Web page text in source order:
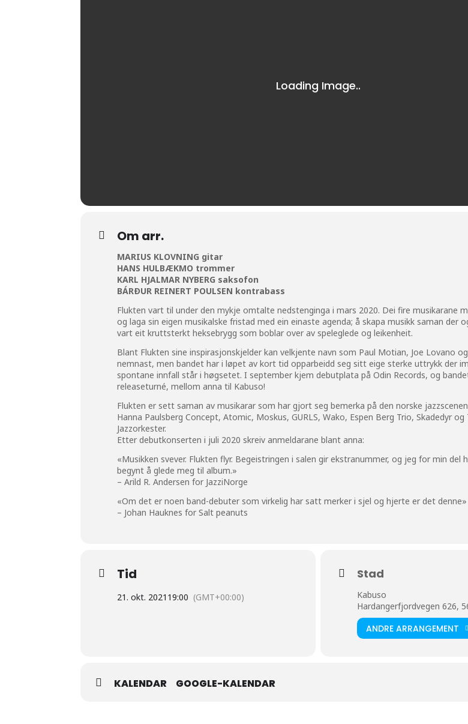
Om arr.
MARIUS KLOVNING gitar
HANS HULBÆKMO trommer
KARL HJALMAR NYBERG saksofon
BÁRÐUR REINERT POULSEN kontrabass
Flukten vart til under den mykje omtalte nedstenginga i mars 2020. Dei fire musikarane
og laga sin eigen musikalske fristad med ein einaste agenda; å skapa musikk saman der
vart eit kruttsterkt heksebrygg som boblar over av speleglede og leikenheit.
Blant Flukten sine inspirasjonskjelder kan velkjente navn som Paul Motian, Joe Lovano
nemnast, men bandet har i løpet av kort tid opparbeidd seg sitt eige sterke uttrykk der
spontane innfall står i høgsetet. I september kjem debutplata på Odin Records, og
releaseturné, mellom anna til Kabuso!
Flukten er sett saman av musikarar som har gjort seg bemerka på den norske
Hanna Paulsberg Concept, Atomic, Moskus, GURLS, Wako, Espen Berg Trio, Skadedyr og
Jazzorkester.
Etter debutkonserten i juli 2020 skreiv anmeldarane blant anna:
«Musikken svever. Flukten flyr. Begeistringen i salen gir ekstranummer, og jeg for min del
begynt å glede meg til album.»
– Arild R. Andersen for JazziNorge
«Om det er noen band-debuter som virkelig har satt merker i sjel og hjerte er det denne»
– Johan Hauknes for Salt peanuts
Tid
21. okt. 2021 19:00 (GMT+00:00)
Stad
Kabuso
Hardangerfjordvegen 626,
ANDRE ARRANGEMENT
KALENDAR GOOGLE-KALENDAR